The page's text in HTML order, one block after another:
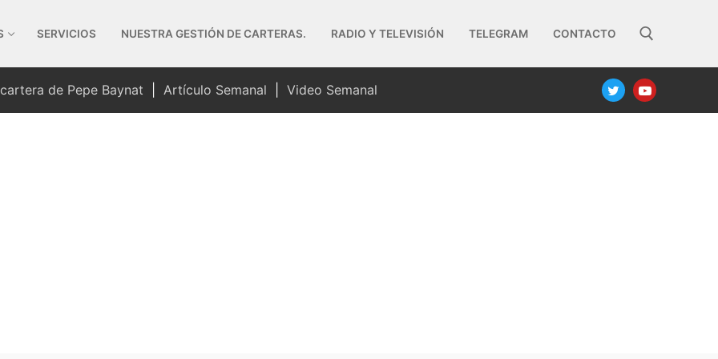
SERVICIOS NUESTRA GESTIÓN DE CARTERAS. RADIO Y TELEVISIÓN TELEGRAM CONTACTO
de Pepe Baynat Artículo Semanal Video Semanal